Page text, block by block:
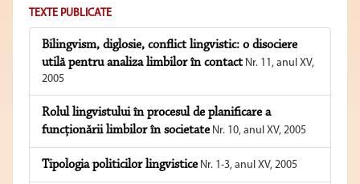
TEXTE PUBLICATE
Bilingvism, diglosie, conflict lingvistic: o disociere
utilă pentru analiza limbilor în contact Nr. 11, anul XV,
2005
Rolul lingvistului în procesul de planificare a
funcţionării limbilor în societateNr. 10, anul XV, 2005
Tipologia politicilor lingvisticeNr. 1-3, anul XV, 2005